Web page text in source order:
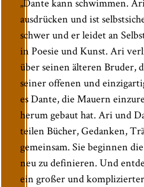
ausdrücken und ist
schwer und er leidet an
in Poesie und Kunst. Ari
über seinen älteren Bruder,
seiner offenen und
es Dante, die Mauern
herum gebaut hat. Ari und
teilen Bücher, Gedanken,
gemeinsam. Sie beginnen
neu zu definieren. Und
ein großer und